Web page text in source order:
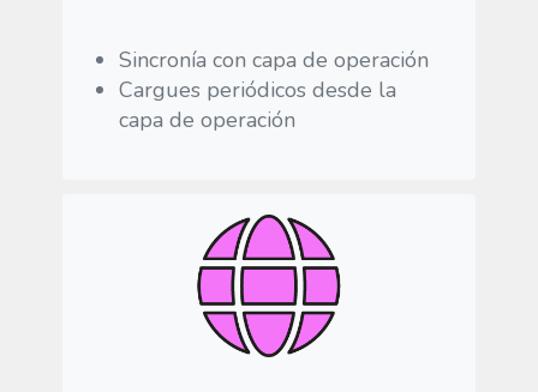
Sincronía con capa de operación
Cargues periódicos desde la
capa de operación